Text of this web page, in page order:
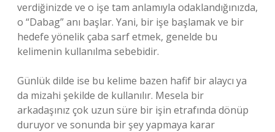
verdiğinizde ve o işe tam anlamıyla odaklandığınızda,
o “Dabag” anı başlar. Yani, bir işe başlamak ve bir
hedefe yönelik çaba sarf etmek, genelde bu
kelimenin kullanılma sebebidir.
Günlük dilde ise bu kelime bazen hafif bir alaycı ya
da mizahi şekilde de kullanılır. Mesela bir
arkadaşınız çok uzun süre bir işin etrafında dönüp
duruyor ve sonunda bir şey yapmaya karar